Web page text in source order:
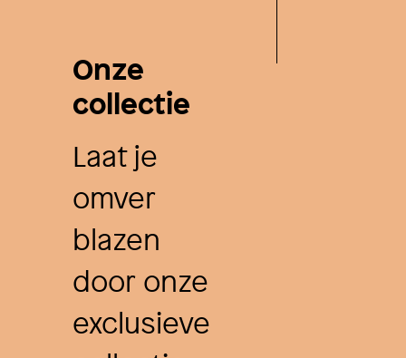
Onze
collectie
Laat je
omver
blazen
door onze
exclusieve